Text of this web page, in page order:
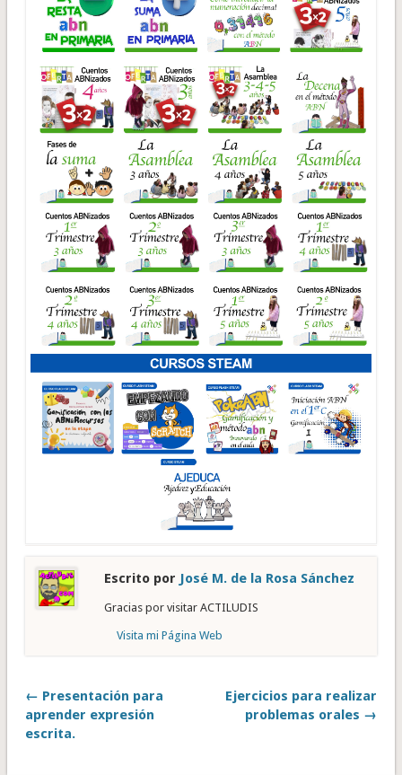
Escrito por José M. de la Rosa Sánchez
Gracias por visitar ACTILUDIS
Visita mi Página Web
← Presentación para
aprender expresión
escrita.
Ejercicios para realizar
problemas orales →